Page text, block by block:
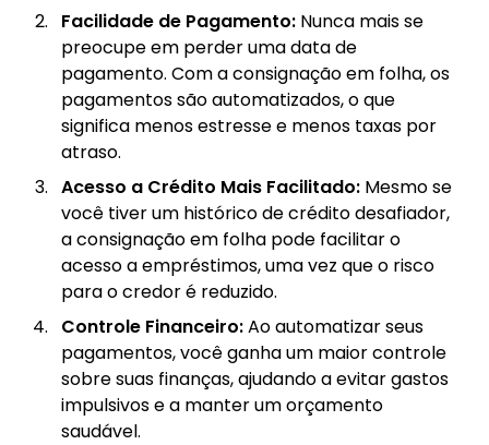
Facilidade de Pagamento: Nunca mais se
preocupe em perder uma data de
pagamento. Com a consignação em folha, os
pagamentos são automatizados, o que
significa menos estresse e menos taxas por
atraso.
Acesso a Crédito Mais Facilitado: Mesmo se
você tiver um histórico de crédito desafiador,
a consignação em folha pode facilitar o
acesso a empréstimos, uma vez que o risco
para o credor é reduzido.
Controle Financeiro:Ao automatizar seus
pagamentos, você ganha um maior controle
sobre suas finanças, ajudando a evitar gastos
impulsivos e a manter um orçamento
saudável.